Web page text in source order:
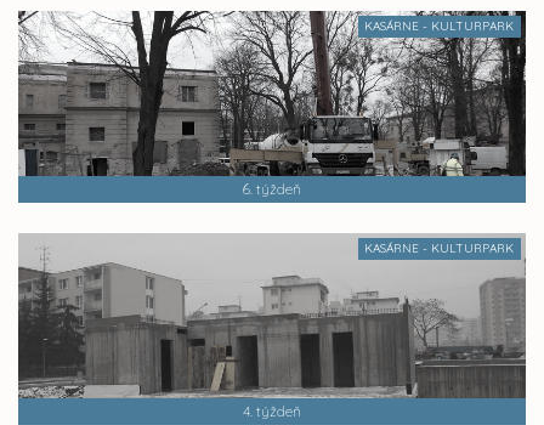
KASÁRNE - KULTURPARK
6. týždeň
KASÁRNE - KULTURPARK
4. týždeň